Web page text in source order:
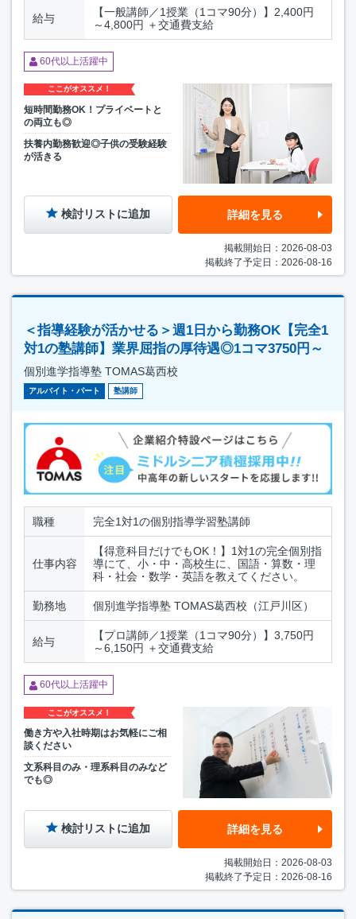
給与
【一般講師／1授業（1コマ90分）】2,400円
～4,800円 ＋交通費支給
60代以上活躍中
ここがオススメ！
短時間勤務OK！プライベートと
の両立も◎
扶養内勤務歓迎◎子供の受験経験
が活きる
検討リストに追加 詳細を見る
掲載開始日：2026-08-03
掲載終了予定日：2026-08-16
＜指導経験が活かせる＞週1日から勤務OK【完全1
対1の塾講師】業界屈指の厚待遇◎1コマ3750円～
個別進学指導塾 TOMAS葛西校
アルバイト・パート 塾講師
職種 完全1対1の個別指導学習塾講師
仕事内容
【得意科目だけでもOK！】1対1の完全個別指
導にて、小・中・高校生に、国語・算数・理
科・社会・数学・英語を教えてください。
勤務地 個別進学指導塾 TOMAS葛西校（江戸川区）
給与
【プロ講師／1授業（1コマ90分）】3,750円
～6,150円 ＋交通費支給
60代以上活躍中
ここがオススメ！
働き方や入社時期はお気軽にご相
談ください
文系科目のみ・理系科目のみなど
でも◎
検討リストに追加 詳細を見る
掲載開始日：2026-08-03
掲載終了予定日：2026-08-16